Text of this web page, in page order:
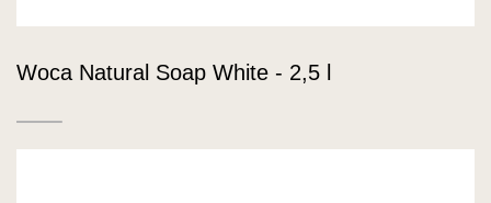
Woca Natural Soap White - 2,5 l